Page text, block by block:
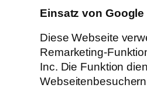
Einsatz von
Diese Webseite
Remarketing-
Inc. Die Funktion